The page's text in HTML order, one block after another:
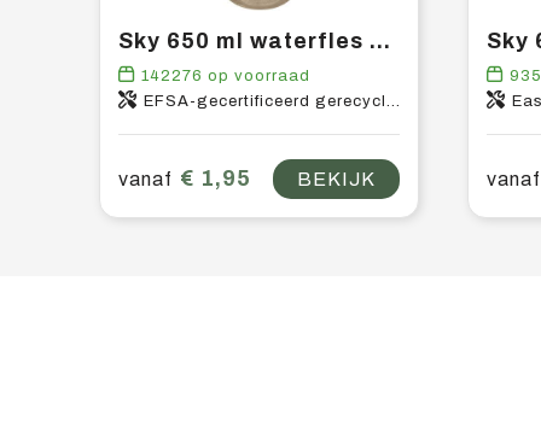
Sky 650 ml waterfles van gerecycled plastic
142276 op voorraad
EFSA-gecertificeerd gerecycled PET-kunststof, PP-kunststof
vanaf € 1,95 BEKIJK vanaf